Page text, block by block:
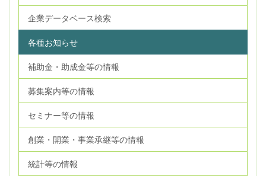
企業データベース検索
各種お知らせ
補助金・助成金等の情報
募集案内等の情報
セミナー等の情報
創業・開業・事業承継等の情報
統計等の情報